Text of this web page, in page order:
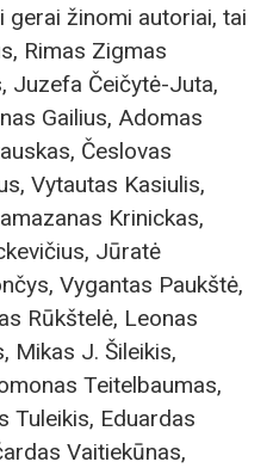
žinomi autoriai, tai
Rimas Zigmas
Juzefa Čeičytė-Juta,
Gailius, Adomas
Česlovas
Vytautas Kasiulis,
Krinickas,
Jūratė
Vygantas Paukštė,
Rūkštelė, Leonas
Mikas J. Šileikis,
Teitelbaumas,
Tuleikis, Eduardas
Vaitiekūnas,